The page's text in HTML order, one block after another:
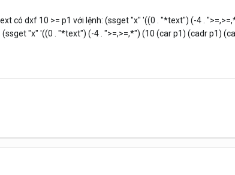
có dxf 10 >= p1 với lệnh: (ssget "x" '((0 . "*text") (-4 .
"x" '((0 . "*text") (-4 . ">=,>=,*") (10 (car p1) (cadr p1)